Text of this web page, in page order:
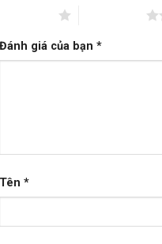
Đánh giá của bạn *
Tên *